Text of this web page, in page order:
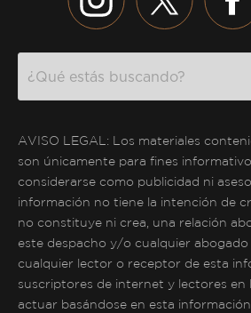
AVISO LEGAL: Los materiales
son únicamente para fines
considerarse como publicidad ni
información no tiene la intención de
no constituye ni crea, una relación
este despacho y/o cualquier
cualquier lector o receptor de esta
suscriptores de internet y lectores en
actuar basándose en esta